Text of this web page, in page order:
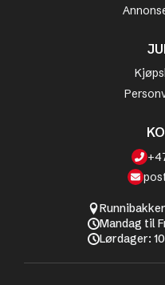
Mandag til
Lørdager: